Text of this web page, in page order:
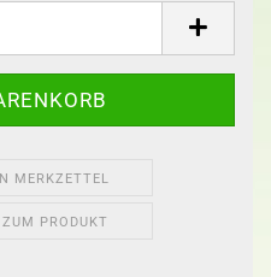
MERKZETTEL
ZUM PRODUKT